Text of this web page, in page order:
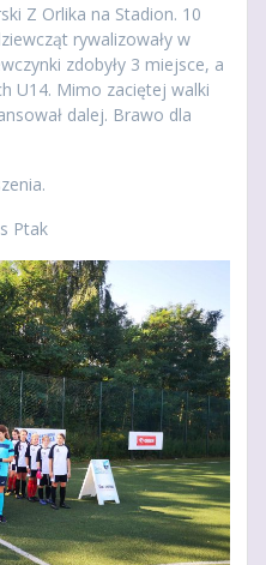
Z Orlika na Stadion. 10
rywalizowały w
zdobyły 3 miejsce, a
U14. Mimo zaciętej walki
dalej. Brawo dla
Ptak